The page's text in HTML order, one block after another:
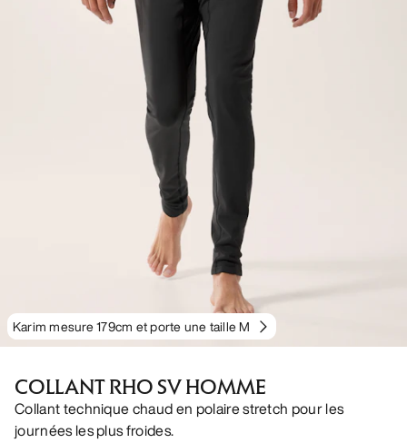
Karim mesure 179cm et porte une taille M
COLLANT RHO SV HOMME
Collant technique chaud en polaire stretch pour les
journées les plus froides.